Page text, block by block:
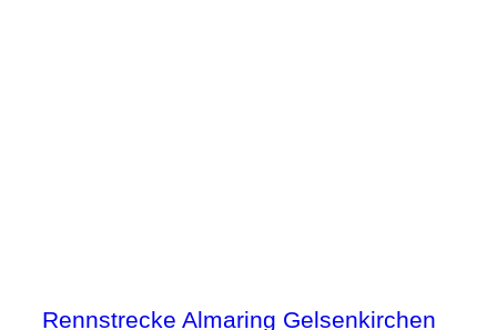
Rennstrecke Almaring Gelsenkirchen